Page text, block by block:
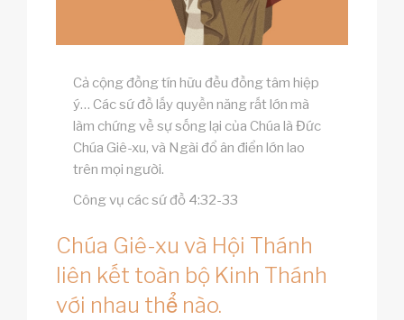
Cả cộng đồng tín hữu đều đồng tâm hiệp
ý… Các sứ đồ lấy quyền năng rất lớn mà
làm chứng về sự sống lại của Chúa là Đức
Chúa Giê-xu, và Ngài đổ ân điển lớn lao
trên mọi người.
Công vụ các sứ đồ 4:32-33
Chúa Giê-xu và Hội Thánh
liên kết toàn bộ Kinh Thánh
với nhau thể nào.